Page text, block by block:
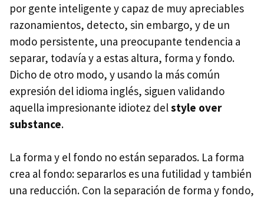
por gente inteligente y capaz de muy apreciables
razonamientos, detecto, sin embargo, y de un
modo persistente, una preocupante tendencia a
separar, todavía y a estas altura, forma y fondo.
Dicho de otro modo, y usando la más común
expresión del idioma inglés, siguen validando
aquella impresionante idiotez delstyle over
substance.
La forma y el fondo no están separados. La forma
crea al fondo: separarlos es una futilidad y también
una reducción. Con la separación de forma y fondo,